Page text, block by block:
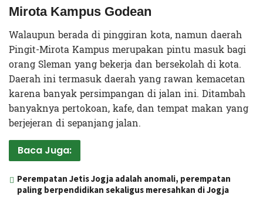
Mirota Kampus Godean
Walaupun berada di pinggiran kota, namun daerah
Pingit-Mirota Kampus merupakan pintu masuk bagi
orang Sleman yang bekerja dan bersekolah di kota.
Daerah ini termasuk daerah yang rawan kemacetan
karena banyak persimpangan di jalan ini. Ditambah
banyaknya pertokoan, kafe, dan tempat makan yang
berjejeran di sepanjang jalan.
Baca Juga:
Perempatan Jetis Jogja adalah anomali, perempatan
paling berpendidikan sekaligus meresahkan di Jogja